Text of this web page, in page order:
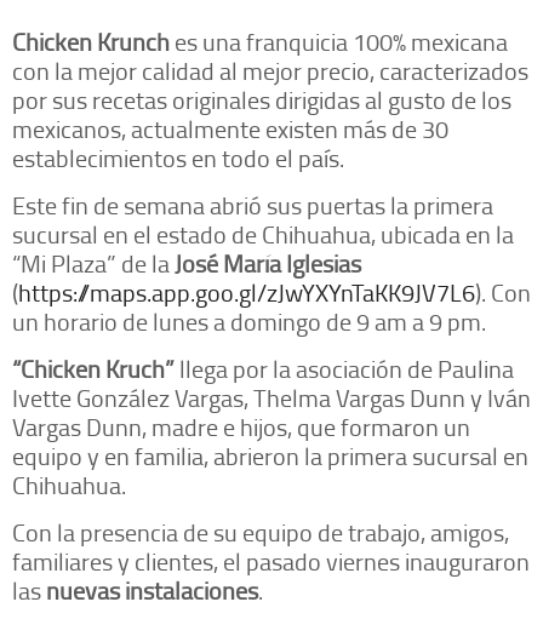
Chicken Krunches una franquicia 100% mexicana
con la mejor calidad al mejor precio, caracterizados
por sus recetas originales dirigidas al gusto de los
mexicanos, actualmente existen más de 30
establecimientos en todo el país.
Este fin de semana abrió sus puertas la primera
sucursal en el estado de Chihuahua, ubicada en la
“Mi Plaza” de laJosé María Iglesias
(https://maps.app.goo.gl/zJwYXYnTaKK9JV7L6). Con
un horario de lunes a domingo de 9 am a 9 pm.
“Chicken Kruch”llega por la asociación de Paulina
Ivette González Vargas, Thelma Vargas Dunn y Iván
Vargas Dunn, madre e hijos, que formaron un
equipo y en familia, abrieron la primera sucursal en
Chihuahua.
Con la presencia de su equipo de trabajo, amigos,
familiares y clientes, el pasado viernes inauguraron
lasnuevas instalaciones.